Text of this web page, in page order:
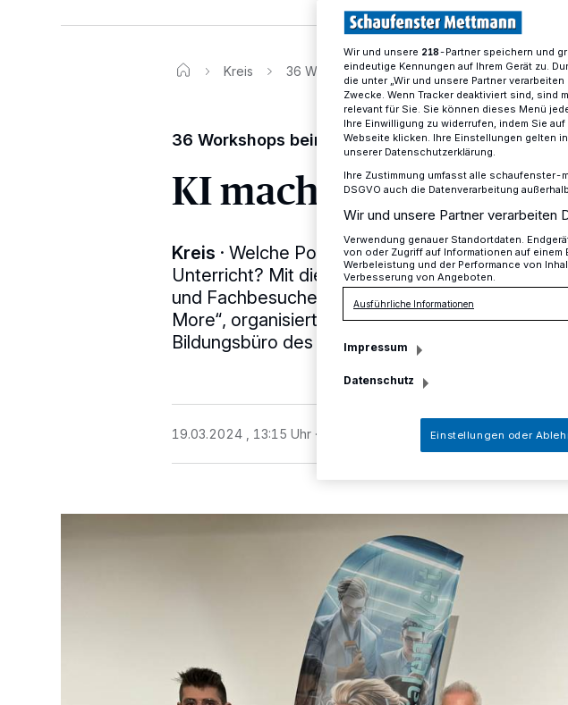
Kreis 36 Workshops beim dritten Fachtag MINT &
36 Workshops beim dritten Fachtag MINT & More
KI macht Schule
Kreis · Welche Potenziale und Risiken bietet
Unterricht? Mit diesen Fragen beschäftigten
und Fachbesucher aller Schulformen beim
More“, organisiert vom Medienzentrum und
Bildungsbüro des Kreises Mettmann.
19.03.2024 , 13:15 Uhr 2 Minuten Lesezeit
Wir und unsere 218-Partner speichern und
eindeutige Kennungen auf Ihrem Gerät zu.
die unter „Wir und unsere Partner
Zwecke. Wenn Tracker deaktiviert sind, sind
relevant für Sie. Sie können dieses Menü
Ihre Einwilligung zu widerrufen, indem Sie
Webseite klicken. Ihre Einstellungen gelten
unserer Datenschutzerklärung.
Ihre Zustimmung umfasst alle schaufenster-
DSGVO auch die Datenverarbeitung
Wir und unsere Partner verarbeiten
Verwendung genauer Standortdaten.
von oder Zugriff auf Informationen auf
Werbeleistung und der Performance von
Verbesserung von Angeboten.
Ausführliche Informationen
Impressum
Datenschutz
Einstellungen oder